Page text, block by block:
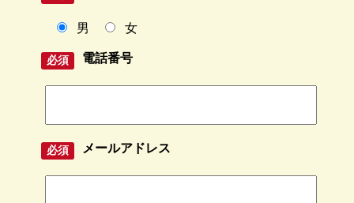
男 女
電話番号
メールアドレス